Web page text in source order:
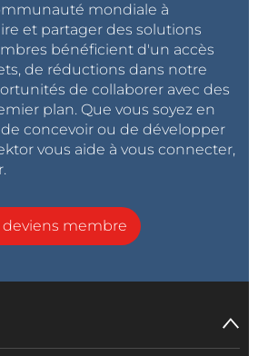
mondiale à
et partager des solutions
bénéficient d'un accès
de réductions dans notre
de collaborer avec des
plan. Que vous soyez en
concevoir ou de développer
vous aide à vous connecter,
deviens membre